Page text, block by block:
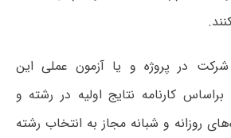
شرکت در پروژه و یا آزمون عملی این
کارنامه نتایج اولیه در رشته و
روزانه و شبانه مجاز به انتخاب رشته